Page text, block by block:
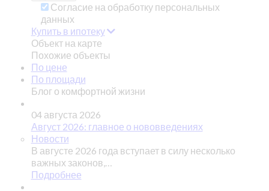
Согласие на обработку персональных
данных
Купить в ипотеку
Объект на карте
Похожие объекты
По цене
По площади
Блог о комфортной жизни
04 августа 2026
Август 2026: главное о нововведениях
Новости
В августе 2026 года вступает в силу несколько
важных законов,…
Подробнее